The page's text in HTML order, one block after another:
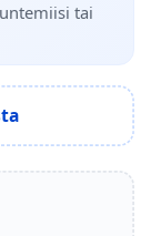
tai